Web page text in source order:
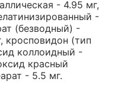
- 4.95 мг,
-
(безводный) -
кросповидон (тип
коллоидный -
красный
- 5.5 мг.